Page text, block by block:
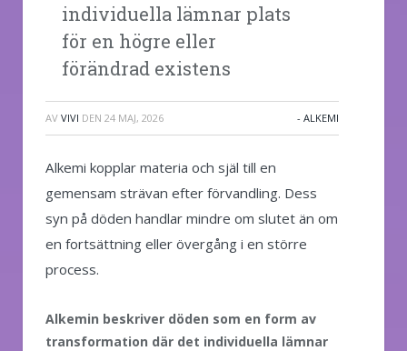
individuella lämnar plats
för en högre eller
förändrad existens
AV VIVI DEN 24 MAJ, 2026 - ALKEMI
Alkemi kopplar materia och själ till en
gemensam strävan efter förvandling. Dess
syn på döden handlar mindre om slutet än om
en fortsättning eller övergång i en större
process.
Alkemin beskriver döden som en form av
transformation där det individuella lämnar